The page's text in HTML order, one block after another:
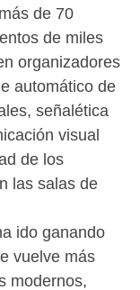
de 70
de miles
organizadores
automático de
señalética
visual
de los
las salas de
ido ganando
vuelve más
modernos,